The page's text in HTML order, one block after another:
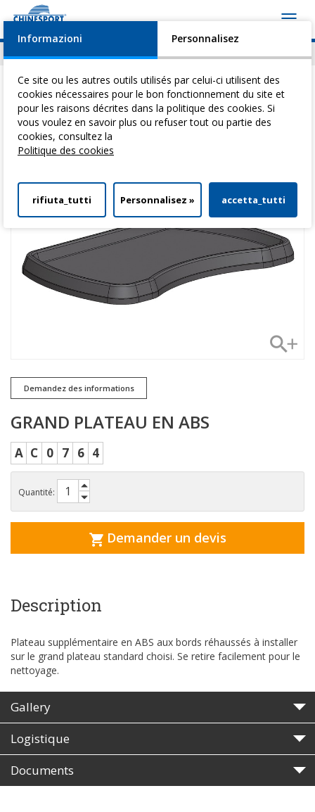
Actualités Evénements Video Download
Vous êtes ici: Home>Verticalisateurs>Stand Up> Grand Plateau En
Abs
Demandez des informations
GRAND PLATEAU EN ABS
A C 0 7 6 4
Quantité:
Demander un devis
Description
Plateau supplémentaire en ABS aux bords réhaussés à installer
sur le grand plateau standard choisi. Se retire facilement pour le
nettoyage.
Gallery
Logistique
Documents
Informazioni Personnalisez
Ce site ou les autres outils utilisés par celui-ci utilisent des
cookies nécessaires pour le bon fonctionnement du site et
pour les raisons décrites dans la politique des cookies. Si
vous voulez en savoir plus ou refuser tout ou partie des
cookies, consultez la
Politique des cookies
rifiuta_tutti Personnalisez » accetta_tutti